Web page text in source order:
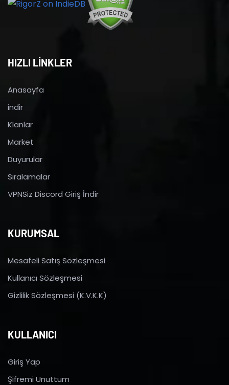
HIZLI LİNKLER
Anasayfa
indir
Klanlar
Market
Duyurular
Sıralamalar
VPNSiz Discord Giriş İndir
KURUMSAL
Mesafeli Satış Sözleşmesi
Kullanıcı Sözleşmesi
Gizlilik Sözleşmesi (K.V.K.K)
KULLANICI
Giriş Yap
Şifremi Unuttum